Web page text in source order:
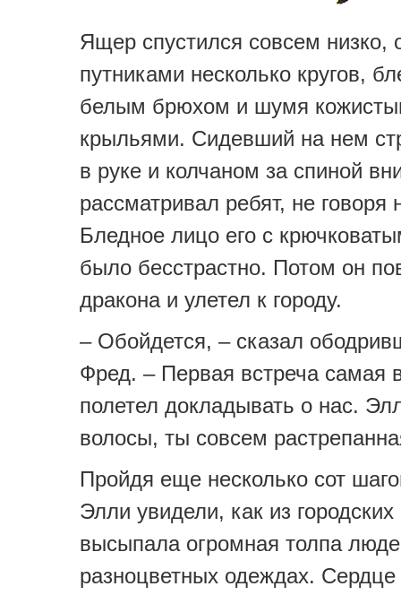
Ящер спустился совсем низко,
путниками несколько кругов,
белым брюхом и шумя
крыльями. Сидевший на нем
в руке и колчаном за спиной
рассматривал ребят, не говоря
Бледное лицо его с
было бесстрастно. Потом он
дракона и улетел к городу.
– Обойдется, – сказал
Фред. – Первая встреча самая
полетел докладывать о нас.
волосы, ты совсем
Пройдя еще несколько сот
Элли увидели, как из городских
высыпала огромная толпа
разноцветных одеждах.